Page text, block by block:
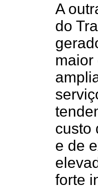
A
do
custo
e de
forte